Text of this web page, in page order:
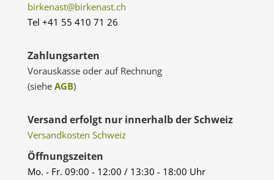
birkenast@birkenast.ch
Tel +41 55 410 71 26
Zahlungsarten
Vorauskasse oder auf Rechnung
(siehe AGB)
Versand erfolgt nur innerhalb der Schweiz
Versandkosten Schweiz
Öffnungszeiten
Mo. - Fr. 09:00 - 12:00 / 13:30 - 18:00 Uhr